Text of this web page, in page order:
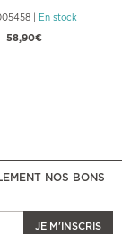
En stock
58,90€
NOS BONS
JE M'INSCRIS